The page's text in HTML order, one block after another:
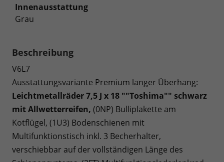
Innenausstattung
Grau
Beschreibung
V6L7
Ausstattungsvariante Premium langer Überhang:
Leichtmetallräder 7,5 J x 18 ""Toshima"" schwarz
mit Allwetterreifen, (0NP) Bulliplakette am
Kotflügel, (1U3) Bodenschienen mit
Multifunktionstisch inkl. 3 Becherhalter,
verschiebbar auf der vollständigen Länge des